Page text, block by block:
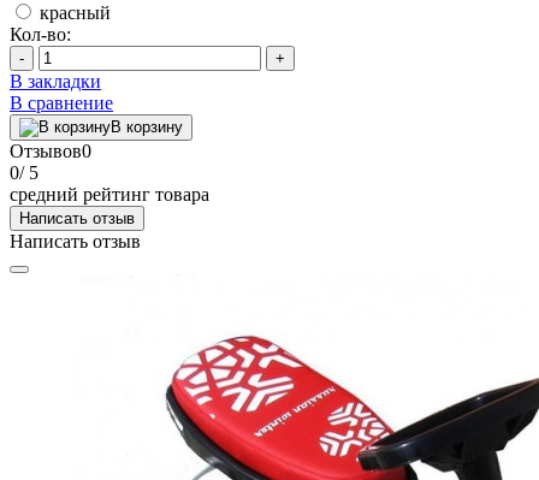
красный
Кол-во:
- +
В закладки
В сравнение
В корзину
Отзывов0
0/ 5
средний рейтинг товара
Написать отзыв
Написать отзыв